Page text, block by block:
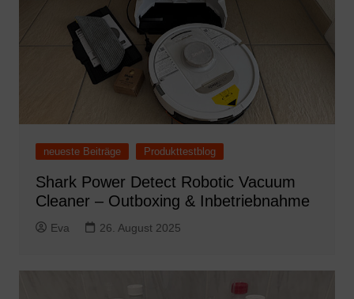
neueste Beiträge Produkttestblog
Shark Power Detect Robotic Vacuum
Cleaner – Outboxing & Inbetriebnahme
Eva 26. August 2025